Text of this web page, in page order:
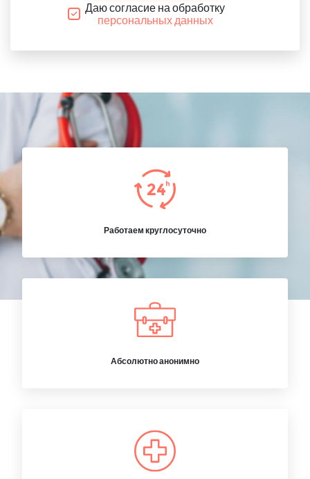
Даю согласие на обработку
персональных данных
Работаем круглосуточно
Абсолютно анонимно